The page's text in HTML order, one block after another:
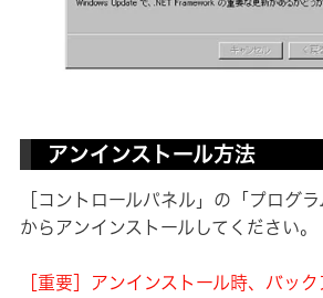
アンインストール方法
［コントロールパネル」の「プログラ
からアンインストールしてください。
［重要］アンインストール時、バッ